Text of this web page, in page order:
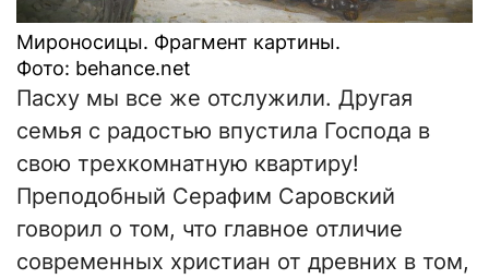
Мироносицы. Фрагмент картины.
Фото: behance.net
Пасху мы все же отслужили. Другая
семья с радостью впустила Господа в
свою трехкомнатную квартиру!
Преподобный Серафим Саровский
говорил о том, что главное отличие
современных христиан от древних в том,